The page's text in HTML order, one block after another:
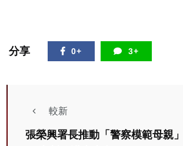
分享 0+ 3+
較新
張榮興署長推動「警察模範母親